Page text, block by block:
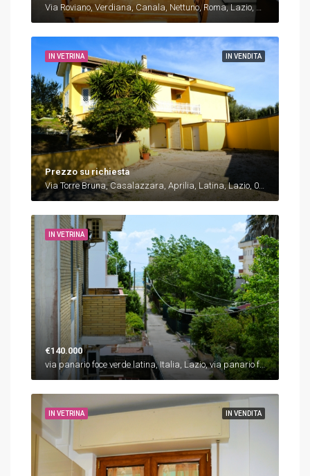
Via Roviano, Verdiana, Canala, Nettuno, Roma, Lazio, 00048, Italia, Italia, Lazio, Via Roviano, Verdiana, Canala, Nettuno, Roma, Lazio, 00048, Italia
IN VENDITA
IN VETRINA
Prezzo su richiesta
Via Torre Bruna, Casalazzara, Aprilia, Latina, Lazio, 00040, Italia, Italia, Lazio, Via Torre Bruna, Casalazzara, Aprilia, Latina, Lazio, 00040, Italia
IN VETRINA
€140.000
via panario foce verde latina, Italia, Lazio, via panario foce verde latina, Latina
IN VENDITA
IN VETRINA